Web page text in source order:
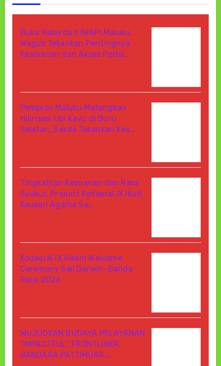
Buka Rakerda II IWAPI Maluku,
Wagub Tekankan Pentingnya
Keamanan dan Akses Perba…
Pemprov Maluku Matangkan
Hilirisasi Ubi Kayu di Buru
Selatan, Sekda Tekankan Kes…
Tingkatkan Keimanan dan Rasa
Syukur, Prajurit Kodaeral IX Ikuti
Kauseri Agama Se…
Kodaeral IX Hadiri Welcome
Ceremony Sail Darwin–Banda
Race 2026
WUJUDKAN BUDAYA PELAYANAN
“IMPACTFUL”, FRONTLINER
BANDARA PATTIMURA …